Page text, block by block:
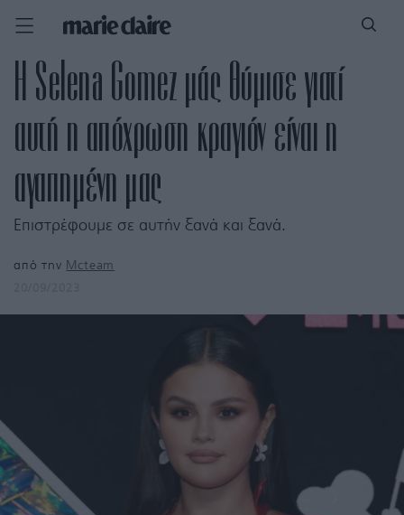
Η Selena Gomez μάς θύμισε γιατί
αυτή η απόχρωση κραγιόν είναι η
αγαπημένη μας
Επιστρέφουμε σε αυτήν ξανά και ξανά.
από την Mcteam